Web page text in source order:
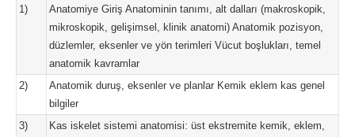
1)
Anatomiye Giriş Anatominin tanımı, alt dalları (makroskopik,
mikroskopik, gelişimsel, klinik anatomi) Anatomik pozisyon,
düzlemler, eksenler ve yön terimleri Vücut boşlukları, temel
anatomik kavramlar
2)
Anatomik duruş, eksenler ve planlar Kemik eklem kas genel
bilgiler
3)
Kas iskelet sistemi anatomisi: üst ekstremite kemik, eklem,